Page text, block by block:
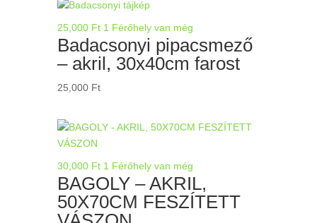
25,000 Ft 1 Férőhely van még
Badacsonyi pipacsmező
– akril, 30x40cm farost
25,000 Ft
30,000 Ft 1 Férőhely van még
BAGOLY – AKRIL,
50X70CM FESZÍTETT